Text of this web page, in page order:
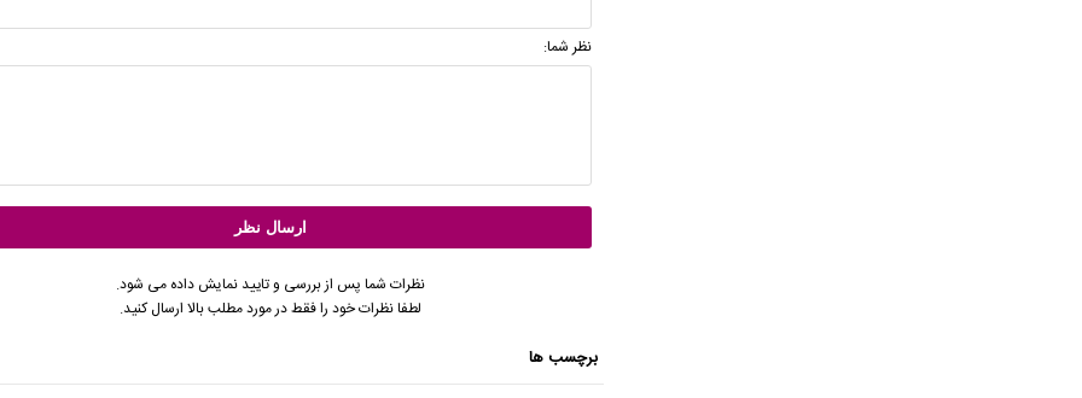
نظر شما:
نظرات شما پس از بررسی و تایید نمایش داده می شود.
لطفا نظرات خود را فقط در مورد مطلب بالا ارسال کنید.
برچسب ها